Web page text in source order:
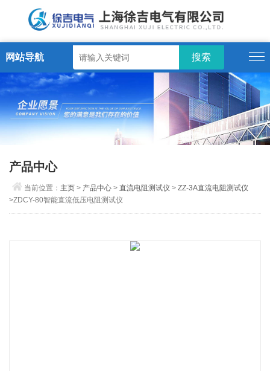
网站导航
产品中心
当前位置： 主页 > 产品中心 >直流电阻测试仪 >ZZ-3A直流电阻测试仪
>ZDCY-80智能直流低压电阻测试仪